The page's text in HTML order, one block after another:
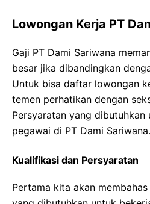
Lowongan Kerja PT
Gaji PT Dami Sariwana
besar jika dibandingkan
Untuk bisa daftar lowongan
temen perhatikan dengan
Persyaratan yang
pegawai di PT Dami Sariwana.
Kualifikasi dan Persyaratan
Pertama kita akan